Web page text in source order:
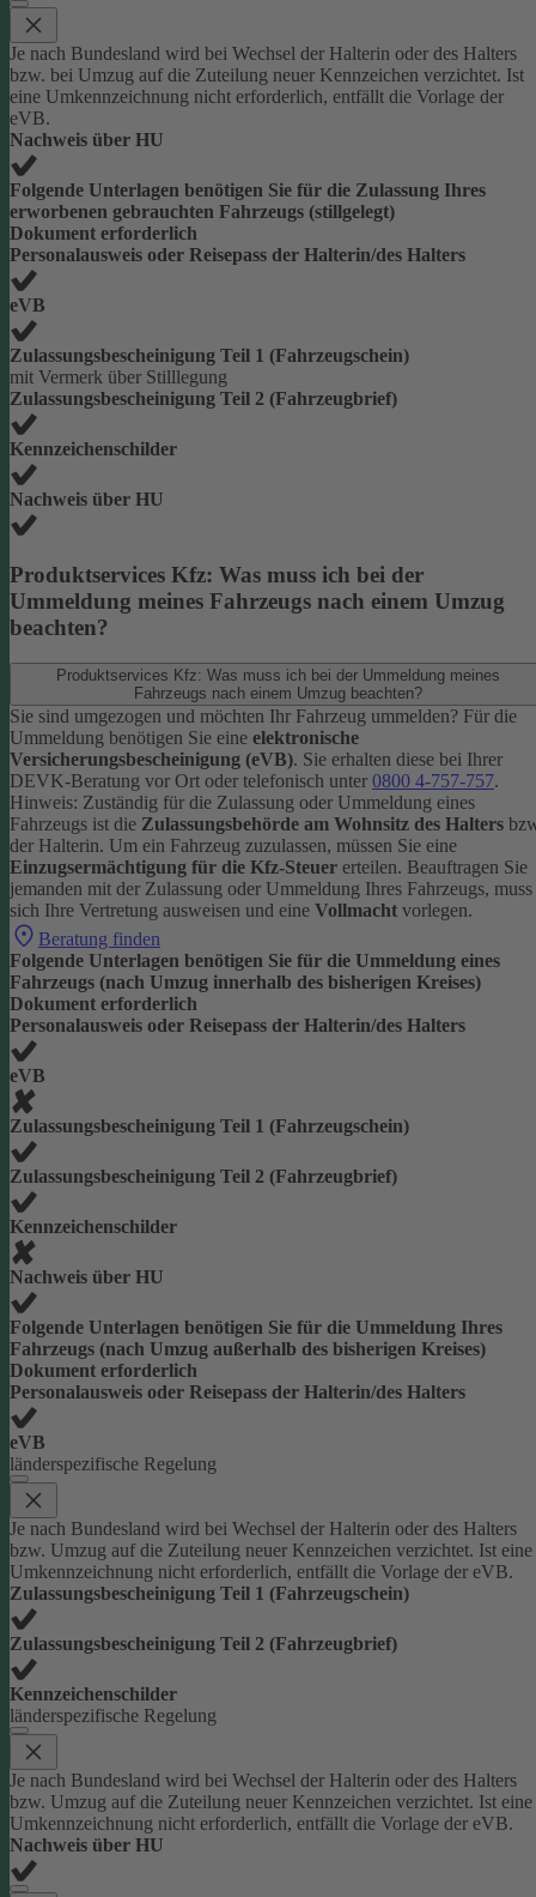
Je nach Bundesland wird bei Wechsel der Halterin oder des Halters
bzw. bei Umzug auf die Zuteilung neuer Kennzeichen verzichtet. Ist
eine Umkennzeichnung nicht erforderlich, entfällt die Vorlage der
eVB.
Nachweis über HU
Folgende Unterlagen benötigen Sie für die Zulassung Ihres
erworbenen gebrauchten Fahrzeugs (stillgelegt)
Dokument erforderlich
Personalausweis oder Reisepass der Halterin/des Halters
eVB
Zulassungsbescheinigung Teil 1 (Fahrzeugschein)
mit Vermerk über Stilllegung
Zulassungsbescheinigung Teil 2 (Fahrzeugbrief)
Kennzeichenschilder
Nachweis über HU
Produktservices Kfz: Was muss ich bei der
Ummeldung meines Fahrzeugs nach einem Umzug
beachten?
Produktservices Kfz: Was muss ich bei der Ummeldung meines
Fahrzeugs nach einem Umzug beachten?
Sie sind umgezogen und möchten Ihr Fahrzeug ummelden? Für die
Ummeldung benötigen Sie eine elektronische
Versicherungsbescheinigung (eVB). Sie erhalten diese bei Ihrer
DEVK-Beratung vor Ort oder telefonisch unter 0800 4-757-757.
Hinweis: Zuständig für die Zulassung oder Ummeldung eines
Fahrzeugs ist die Zulassungsbehörde am Wohnsitz des Halters
der Halterin. Um ein Fahrzeug zuzulassen, müssen Sie eine
Einzugsermächtigung für die Kfz-Steuer erteilen. Beauftragen Sie
jemanden mit der Zulassung oder Ummeldung Ihres Fahrzeugs, muss
sich Ihre Vertretung ausweisen und eine Vollmacht vorlegen.
Beratung finden
Folgende Unterlagen benötigen Sie für die Ummeldung eines
Fahrzeugs (nach Umzug innerhalb des bisherigen Kreises)
Dokument erforderlich
Personalausweis oder Reisepass der Halterin/des Halters
eVB
Zulassungsbescheinigung Teil 1 (Fahrzeugschein)
Zulassungsbescheinigung Teil 2 (Fahrzeugbrief)
Kennzeichenschilder
Nachweis über HU
Folgende Unterlagen benötigen Sie für die Ummeldung Ihres
Fahrzeugs (nach Umzug außerhalb des bisherigen Kreises)
Dokument erforderlich
Personalausweis oder Reisepass der Halterin/des Halters
eVB
länderspezifische Regelung
Je nach Bundesland wird bei Wechsel der Halterin oder des Halters
bzw. Umzug auf die Zuteilung neuer Kennzeichen verzichtet. Ist eine
Umkennzeichnung nicht erforderlich, entfällt die Vorlage der eVB.
Zulassungsbescheinigung Teil 1 (Fahrzeugschein)
Zulassungsbescheinigung Teil 2 (Fahrzeugbrief)
Kennzeichenschilder
länderspezifische Regelung
Je nach Bundesland wird bei Wechsel der Halterin oder des Halters
bzw. Umzug auf die Zuteilung neuer Kennzeichen verzichtet. Ist eine
Umkennzeichnung nicht erforderlich, entfällt die Vorlage der eVB.
Nachweis über HU